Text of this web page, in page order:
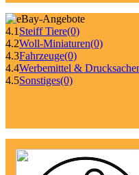
4.1 Steiff Tiere(0)
4.2Woll-Miniaturen(0)
4.3Fahrzeuge(0)
4.4Werbemittel &
4.5Sonstiges(0)